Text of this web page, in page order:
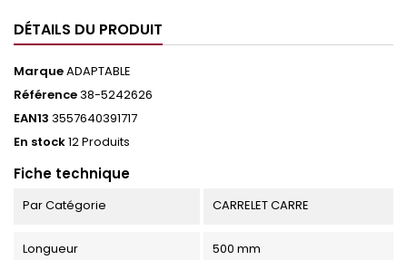
DÉTAILS DU PRODUIT
MarqueADAPTABLE
Référence38-5242626
EAN13 3557640391717
En stock12 Produits
Fiche technique
Par Catégorie CARRELET CARRE
Longueur 500 mm